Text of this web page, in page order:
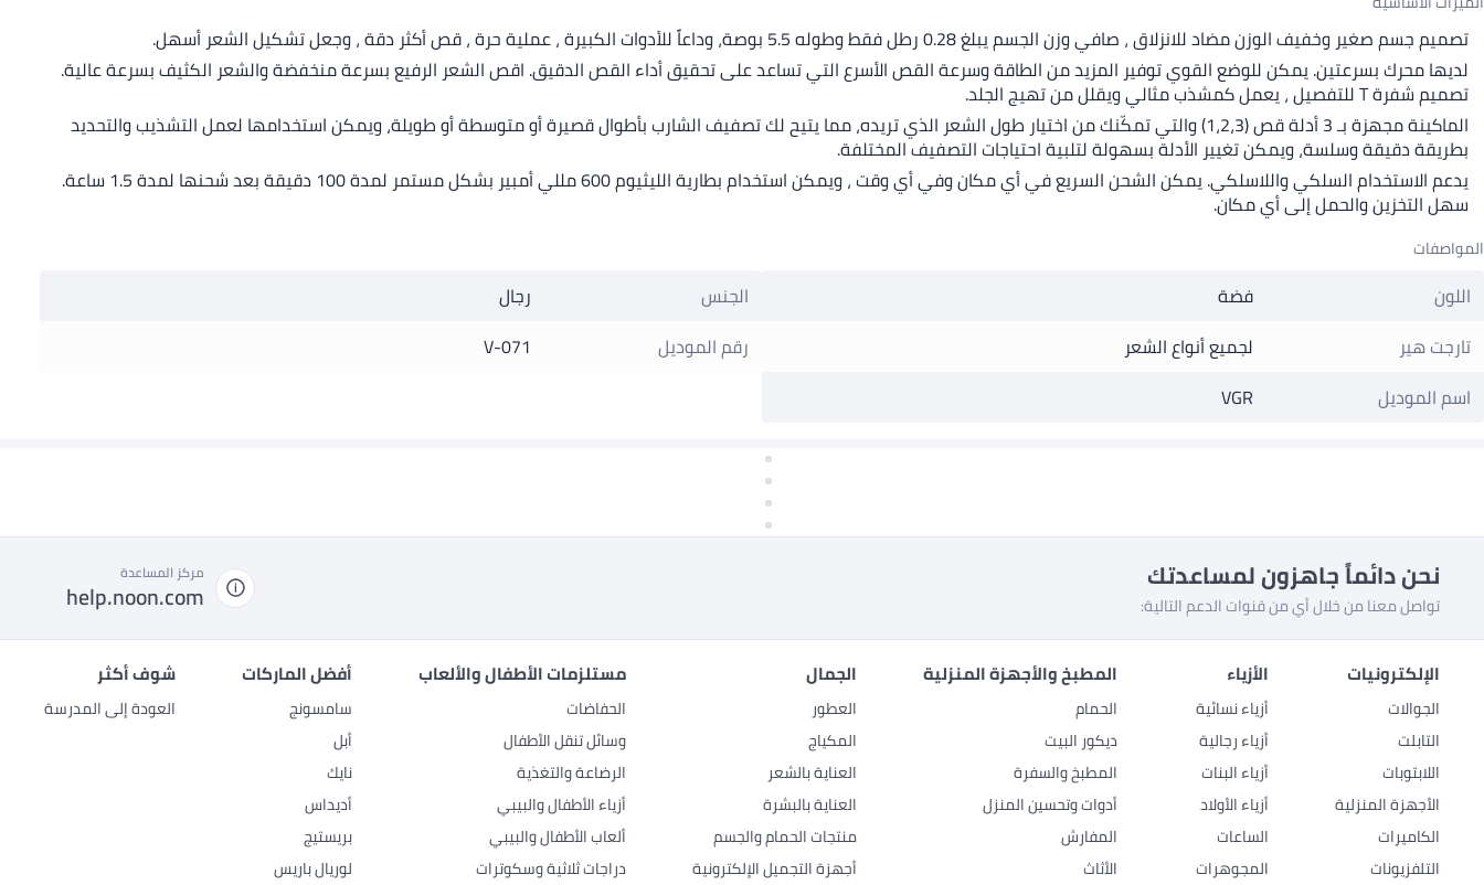
تصميم جسم صغير وخفيف الوزن مضاد للانزلاق ، صافي وزن الجسم يبلغ 0.28 رطل فقط وطوله 5.5 بوصة، وداعاً للأدوات الكبيرة ، عملية حرة ، قص أكثر دقة ، وجعل تشكيل الشعر أسهل.
لديها محرك بسرعتين. يمكن للوضع القوي توفير المزيد من الطاقة وسرعة القص الأسرع التي تساعد على تحقيق أداء القص الدقيق. اقص الشعر الرفيع بسرعة منخفضة والشعر الكثيف بسرعة عالية.
تصميم شفرة T للتفصيل ، يعمل كمشذب مثالي ويقلل من تهيج الجلد.
الماكينة مجهزة بـ 3 أدلة قص (1،2،3) والتي تمكّنك من اختيار طول الشعر الذي تريده، مما يتيح لك تصفيف الشارب بأطوال قصيرة أو متوسطة أو طويلة، ويمكن استخدامها لعمل التشذيب والتحديد
بطريقة دقيقة وسلسة، ويمكن تغيير الأدلة بسهولة لتلبية احتياجات التصفيف المختلفة.
يدعم الاستخدام السلكي واللاسلكي. يمكن الشحن السريع في أي مكان وفي أي وقت ، ويمكن استخدام بطارية الليثيوم 600 مللي أمبير بشكل مستمر لمدة 100 دقيقة بعد شحنها لمدة 1.5 ساعة.
سهل التخزين والحمل إلى أي مكان.
المواصفات
اللون
فضة
تارجت هير
لجميع أنواع الشعر
اسم الموديل
VGR
الجنس
رجال
رقم الموديل
V-071
نحن دائماً جاهزون لمساعدتك
تواصل معنا من خلال أي من قنوات الدعم التالية:
مركز المساعدة
help.noon.com
الإلكترونيات
الجوالات
التابلت
اللابتوبات
الأجهزة المنزلية
الكاميرات
التلفزيونات
الأزياء
أزياء نسائية
أزياء رجالية
أزياء البنات
أزياء الأولاد
الساعات
المجوهرات
المطبخ والأجهزة المنزلية
الحمام
ديكور البيت
المطبخ والسفرة
أدوات وتحسين المنزل
المفارش
الأثاث
الجمال
العطور
المكياج
العناية بالشعر
العناية بالبشرة
منتجات الحمام والجسم
أجهزة التجميل الإلكترونية
مستلزمات الأطفال والألعاب
الحفاضات
وسائل تنقل الأطفال
الرضاعة والتغذية
أزياء الأطفال والبيبي
ألعاب الأطفال والبيبي
دراجات ثلاثية وسكوترات
أفضل الماركات
سامسونج
أبل
نايك
أديداس
بريستيج
لوريال باريس
شوف أكثر
العودة إلى المدرسة